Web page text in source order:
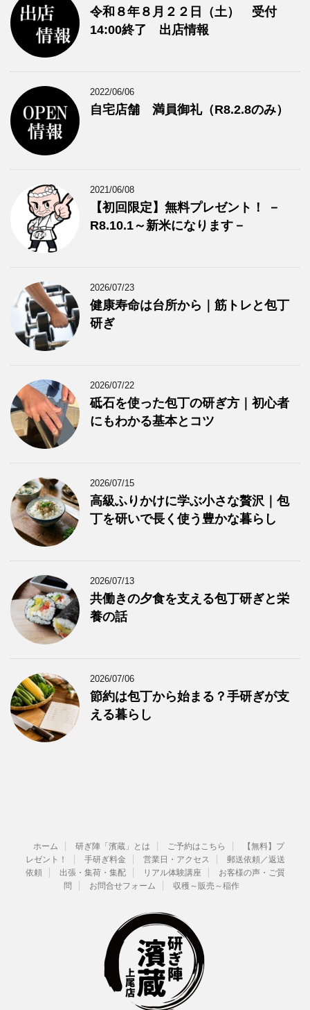
令和８年８月２２日（土） 受付
14:00終了 出店情報
2022/06/06
自宅店舗 満員御礼（R8.2.8のみ）
2021/06/08
【初回限定】無料プレゼント！ －
R8.10.1～新米になります－
2026/07/23
健康寿命は台所から｜筋トレと包丁
研ぎ
2026/07/22
砥石を使った包丁の研ぎ方｜初心者
にもわかる基本とコツ
2026/07/15
高級ふりかけに学ぶ小さな贅沢｜包
丁を研いで長く使う豊かな暮らし
2026/07/13
共働きの夕食を支える包丁研ぎと栄
養の話
2026/07/06
節約は包丁から始まる？手研ぎが支
える暮らし
ホーム 研ぎ陣「濱蔵」とは ご予約はこちら
【無料】プ
レゼント！
手研ぎ料金 営業日・アクセス
郵送依頼／返送
依頼
出張・集荷・集配 リアル体験講座
お客様の声・ご質
問
お問合せフォーム 収穫～販売～稲作